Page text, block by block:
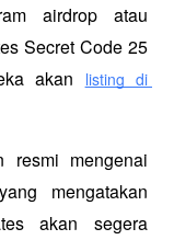
airdrop atau
Secret Code 25
akan
listing di
resmi mengenai
mengatakan
akan segera